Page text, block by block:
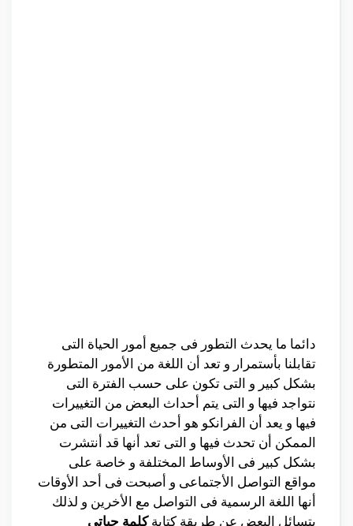
دائما ما يحدث التطور فى جميع أمور الحياة التى
تقابلنا بأستمرار و تعد أن اللغة من الأمور المتطورة
بشكل كبير و التى تكون على حسب الفترة التى
نتواجد فيها و التى يتم أحداث البعض من التغييرات
فيها و يعد أن الفرانكو هو أحدث التغييرات التى من
الممكن أن تحدث فيها و التى تعد أنها قد أنتشرت
بشكل كبير فى الأوساط المختلفة و خاصة على
مواقع التواصل الأجتماعى و أصبحت فى أحد الأوقات
أنها اللغة الرسمية فى التواصل مع الأخرين و لذلك
يتسائل البعض عن طريقة كتابةكلمة حياتى